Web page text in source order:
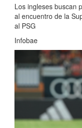
Los ingleses buscan
al encuentro de la
al PSG
Infobae